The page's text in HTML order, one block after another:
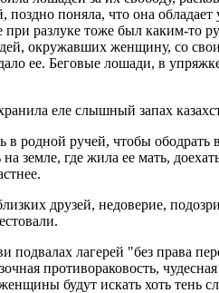
поняла, что она
при разлуке тоже был
окружавших женщину, со
ее. Беговые лошади, в
еле слышный запах
родной ручей, чтобы
земле, где жила ее мать,
друзей, недоверие,
подвалах лагерей "без права
противораковость,
будут искать хоть тень